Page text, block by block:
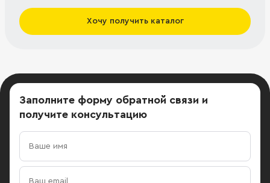
Хочу получить каталог
Заполните форму обратной связи и
получите консультацию